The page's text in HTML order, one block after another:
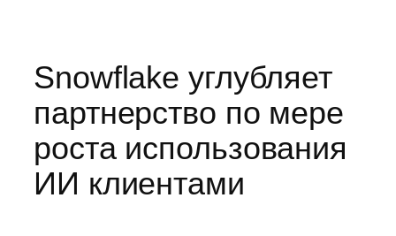
Snowflake углубляет
партнерство по мере
роста использования
ИИ клиентами